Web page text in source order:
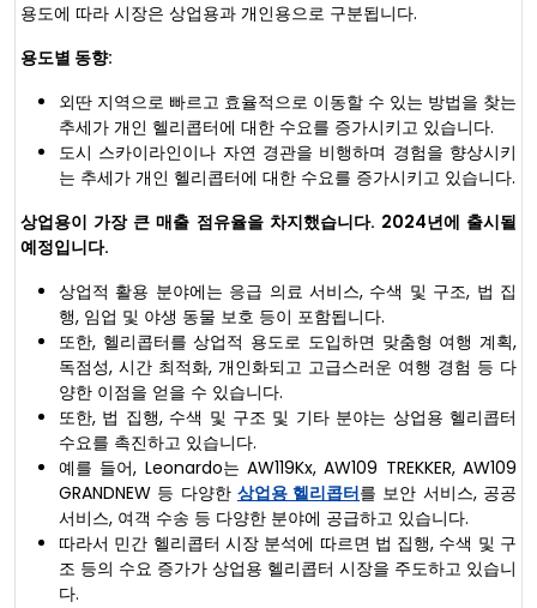
용도에 따라 시장은 상업용과 개인용으로 구분됩니다.
용도별 동향:
외딴 지역으로 빠르고 효율적으로 이동할 수 있는 방법을 찾는
추세가 개인 헬리콥터에 대한 수요를 증가시키고 있습니다.
도시 스카이라인이나 자연 경관을 비행하며 경험을 향상시키
는 추세가 개인 헬리콥터에 대한 수요를 증가시키고 있습니다.
상업용이 가장 큰 매출 점유율을 차지했습니다. 2024년에 출시될
예정입니다.
상업적 활용 분야에는 응급 의료 서비스, 수색 및 구조, 법 집
행, 임업 및 야생 동물 보호 등이 포함됩니다.
또한, 헬리콥터를 상업적 용도로 도입하면 맞춤형 여행 계획,
독점성, 시간 최적화, 개인화되고 고급스러운 여행 경험 등 다
양한 이점을 얻을 수 있습니다.
또한, 법 집행, 수색 및 구조 및 기타 분야는 상업용 헬리콥터
수요를 촉진하고 있습니다.
예를 들어, Leonardo는 AW119Kx, AW109 TREKKER, AW109
GRANDNEW 등 다양한 상업용 헬리콥터를 보안 서비스, 공공
서비스, 여객 수송 등 다양한 분야에 공급하고 있습니다.
따라서 민간 헬리콥터 시장 분석에 따르면 법 집행, 수색 및 구
조 등의 수요 증가가 상업용 헬리콥터 시장을 주도하고 있습니
다.